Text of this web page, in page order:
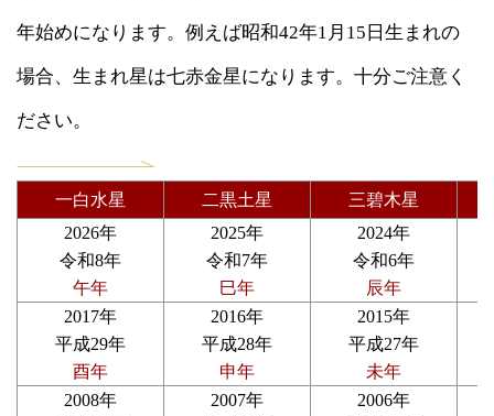
年始めになります。例えば昭和42年1月15日生まれの
場合、生まれ星は七赤金星になります。十分ご注意く
ださい。
一白水星 二黒土星
三碧木星
2026年
令和8年
午年
2025年
令和7年
巳年
2024年
令和6年
辰年
2017年
平成29年
酉年
2016年
平成28年
申年
2015年
平成27年
未年
2008年
2007年
2006年